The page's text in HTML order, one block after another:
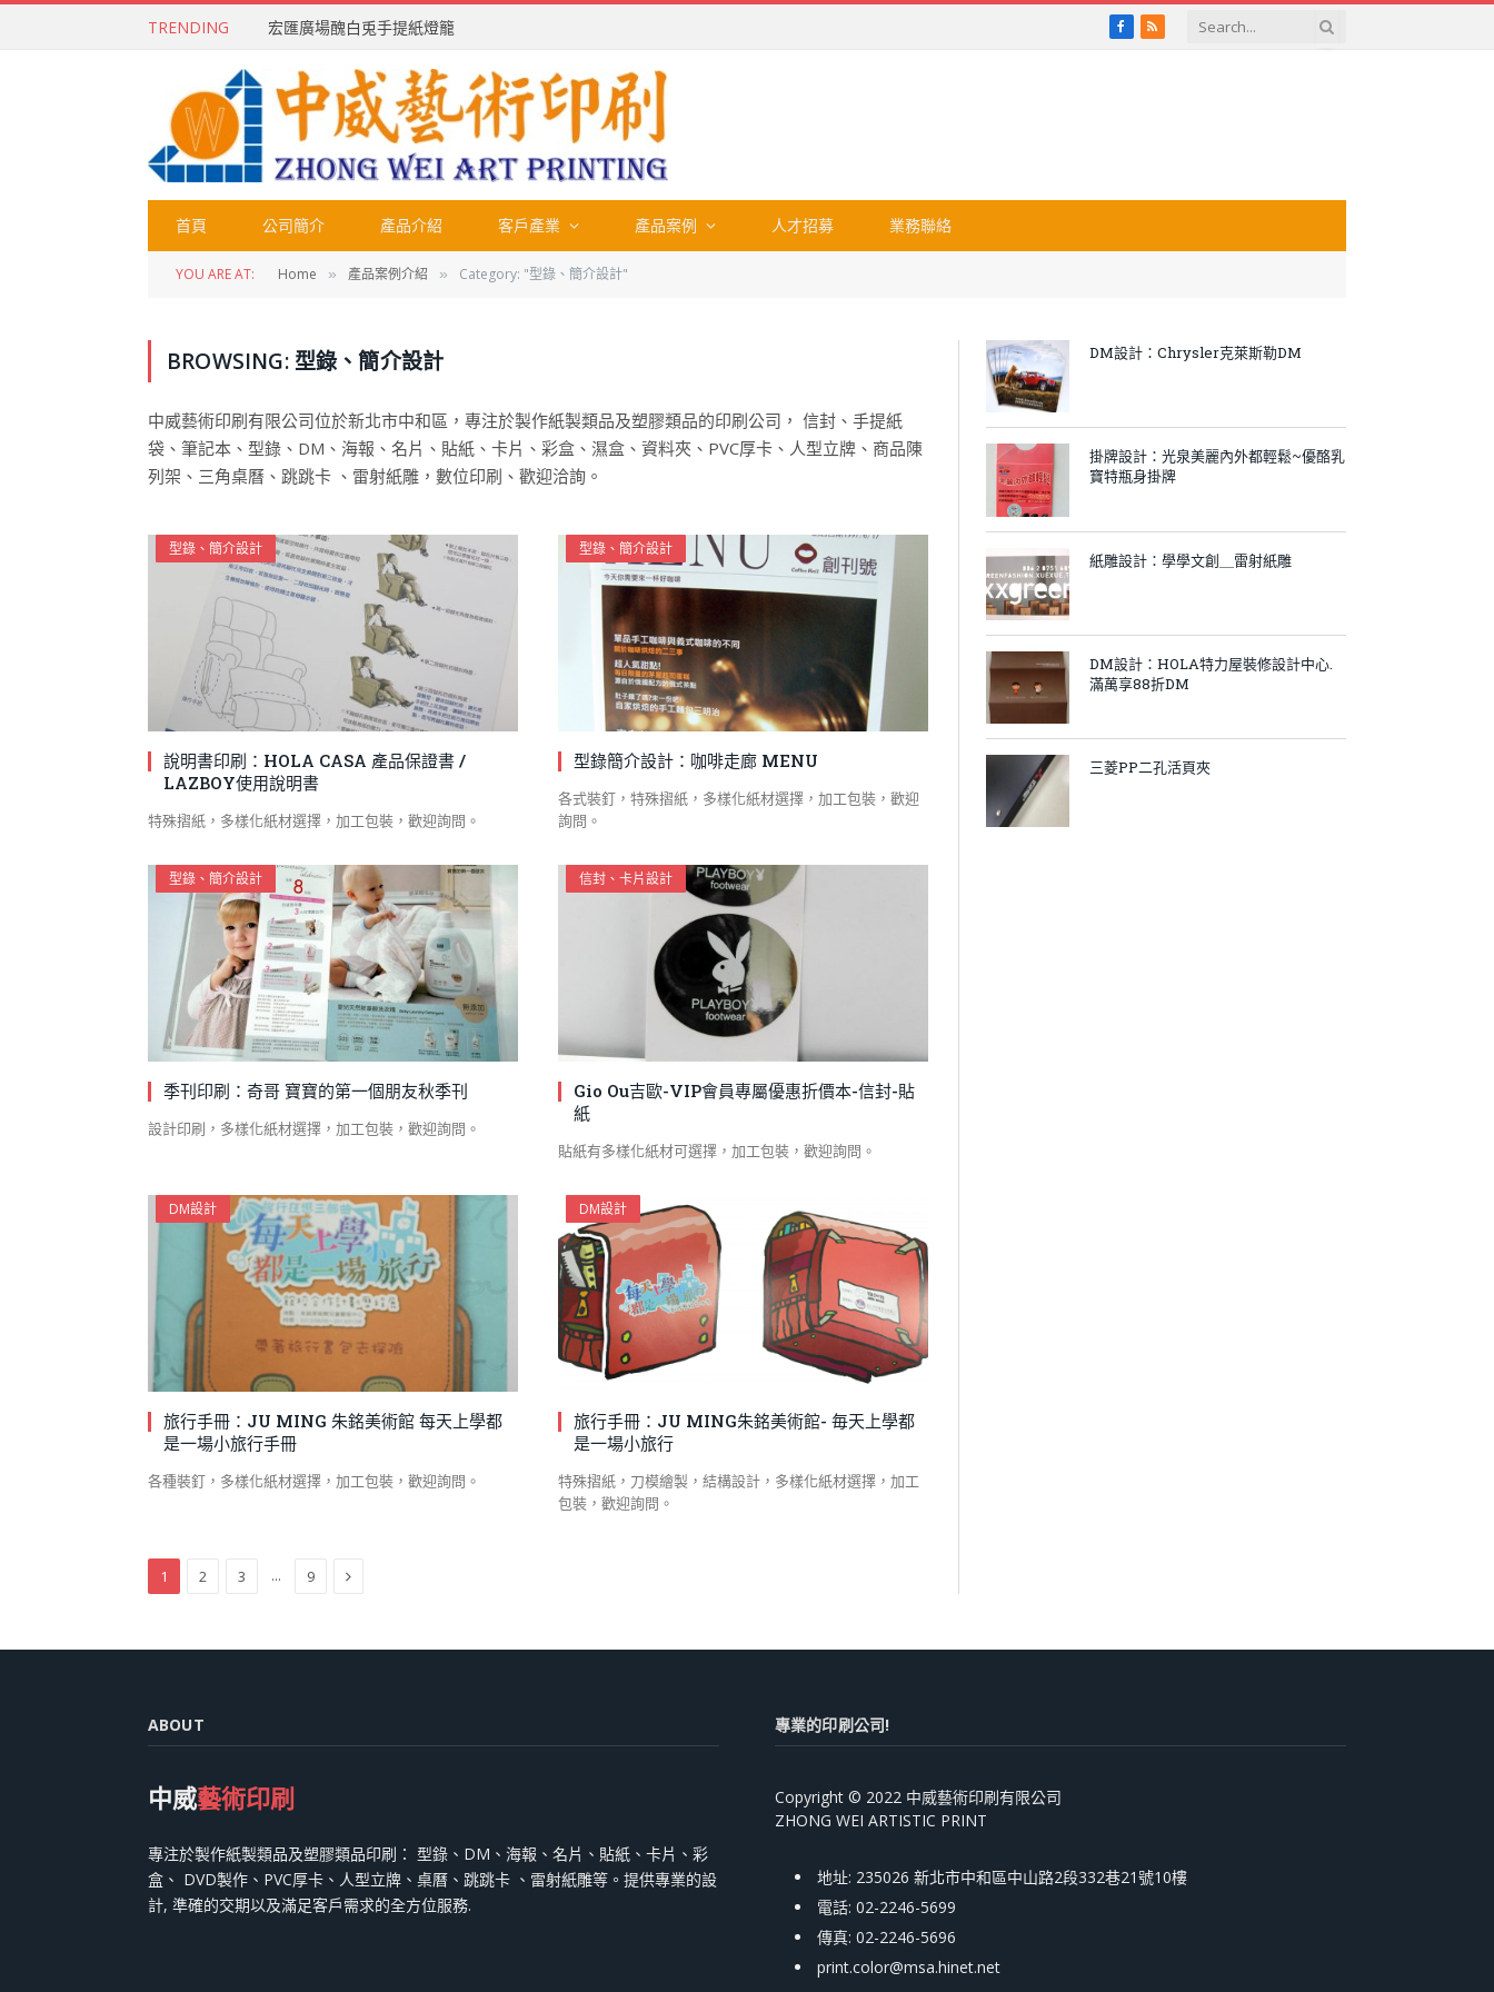
TRENDING 宏匯廣場醜白兎手提紙燈籠 Facebook
RSS
首頁 公司簡介 產品介紹 客戶產業 產品案例 人才招募 業務聯絡
YOU ARE AT: Home » 產品案例介紹 » Category: "型錄、簡介設計"
BROWSING:型錄、簡介設計
中威藝術印刷有限公司位於新北市中和區，專注於製作紙製類品及塑膠類品的印刷公司， 信封、手提紙
袋、筆記本、型錄、DM、海報、名片、貼紙、卡片、彩盒、濕盒、資料夾、PVC厚卡、人型立牌、商品陳
列架、三角桌曆、跳跳卡 、雷射紙雕，數位印刷、歡迎洽詢。
型錄、簡介設計
說明書印刷：HOLA CASA 產品保證書 /
LAZBOY使用說明書
特殊摺紙，多樣化紙材選擇，加工包裝，歡迎詢問。
型錄、簡介設計
型錄簡介設計：咖啡走廊 MENU
各式裝釘，特殊摺紙，多樣化紙材選擇，加工包裝，歡迎
詢問。
型錄、簡介設計
季刊印刷：奇哥 寶寶的第一個朋友秋季刊
設計印刷，多樣化紙材選擇，加工包裝，歡迎詢問。
信封、卡片設計
Gio Ou吉歐-VIP會員專屬優惠折價本-信封-貼
紙
貼紙有多樣化紙材可選擇，加工包裝，歡迎詢問。
DM設計
旅行手冊：JU MING 朱銘美術館 每天上學都
是一場小旅行手冊
各種裝釘，多樣化紙材選擇，加工包裝，歡迎詢問。
DM設計
旅行手冊：JU MING朱銘美術館- 毎天上學都
是一場小旅行
特殊摺紙，刀模繪製，結構設計，多樣化紙材選擇，加工
包裝，歡迎詢問。
1 2 3 ... 9 Next
DM設計：Chrysler克萊斯勒DM
掛牌設計：光泉美麗內外都輕鬆~優酪乳
寶特瓶身掛牌
紙雕設計：學學文創＿雷射紙雕
DM設計：HOLA特力屋裝修設計中心.
滿萬享88折DM
三菱PP二孔活頁夾
ABOUT
中威藝術印刷
專注於製作紙製類品及塑膠類品印刷： 型錄、DM、海報、名片、貼紙、卡片、彩
盒、 DVD製作、PVC厚卡、人型立牌、桌曆、跳跳卡 、雷射紙雕等。提供專業的設
計, 準確的交期以及滿足客戶需求的全方位服務.
專業的印刷公司!
Copyright © 2022 中威藝術印刷有限公司
ZHONG WEI ARTISTIC PRINT
地址: 235026 新北市中和區中山路2段332巷21號10樓
電話: 02-2246-5699
傳真: 02-2246-5696
print.color@msa.hinet.net